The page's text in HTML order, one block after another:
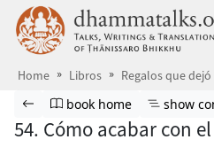
Skip to main content
Home Libros
Browse book
Previous page
Go to book homepage
book home Show
show
54. Cómo acabar con